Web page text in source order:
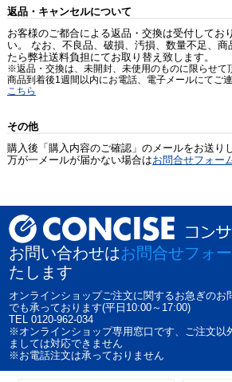
返品・キャンセルについて
お客様のご都合による返品・交換は受付してお
い。 なお、不良品、破損、汚損、数量不足、商
たら弊社送料負担にてお取り替え致します。
※返品・交換は、未開封、未使用のものに限らせて
商品到着後1週間以内にお電話、電子メールにてご
こちら
その他
購入後「購入内容のご確認」のメールをお送り
万が一メールが届かない場合はお問合せフォー
お問い合わせはお問合せフォ
たします
オンラインショップご注文に関するお急ぎのお
でも承っております(平日10:00～17:00)
TEL 0120-962-034
※オンラインショップ専用窓口です、ご注文以
ましては対応できません
※お電話注文は承っておりません